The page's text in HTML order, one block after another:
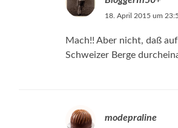
18. April 2015 um
Mach!! Aber nicht, daß
Schweizer Berge
modepraline